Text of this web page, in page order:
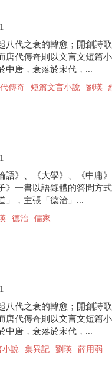
八代之衰的韓愈；開創詩
代傳奇則以文言文短篇小
中唐，衰落於宋代，...
傳奇 短篇文言小說 劉瑛
語》、《大學》、《中庸
》一書以語錄體的答問方
」，主張「德治」...
德治 儒家
八代之衰的韓愈；開創詩
代傳奇則以文言文短篇小
中唐，衰落於宋代，...
小說 集異記 劉瑛 薛用弱